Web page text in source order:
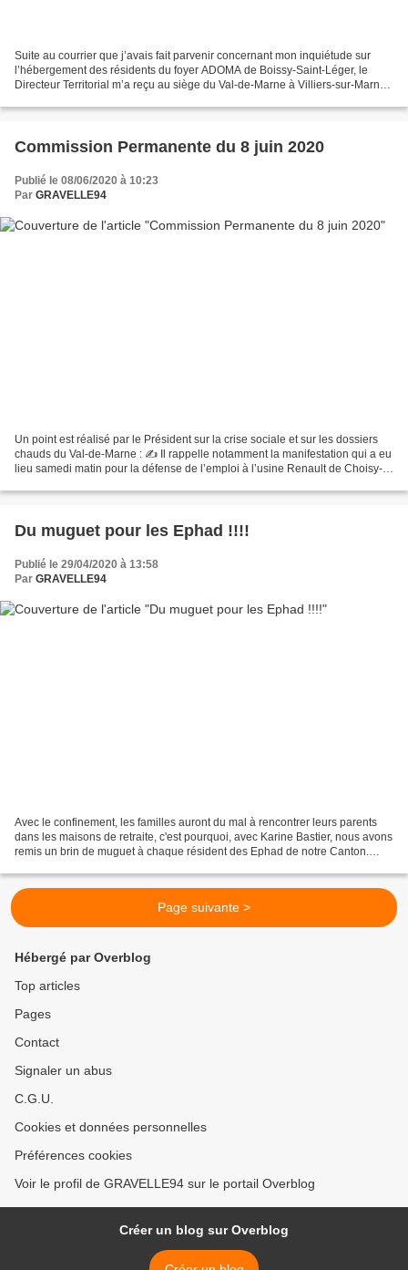
Suite au courrier que j’avais fait parvenir concernant mon inquiétude sur
l’hébergement des résidents du foyer ADOMA de Boissy-Saint-Léger, le
Directeur Territorial m’a reçu au siège du Val-de-Marne à Villiers-sur-Marne.
Commission Permanente du 8 juin 2020
Publié le 08/06/2020 à 10:23
Par GRAVELLE94
Un point est réalisé par le Président sur la crise sociale et sur les dossiers
chauds du Val-de-Marne : ✍️ Il rappelle notamment la manifestation qui a eu
lieu samedi matin pour la défense de l’emploi à l’usine Renault de Choisy-
Du muguet pour les Ephad !!!!
Publié le 29/04/2020 à 13:58
Par GRAVELLE94
Avec le confinement, les familles auront du mal à rencontrer leurs parents
dans les maisons de retraite, c'est pourquoi, avec Karine Bastier, nous avons
remis un brin de muguet à chaque résident des Ephad de notre Canton.
Page suivante >
Hébergé par Overblog
Top articles
Pages
Contact
Signaler un abus
C.G.U.
Cookies et données personnelles
Préférences cookies
Voir le profil de GRAVELLE94 sur le portail Overblog
Créer un blog sur Overblog